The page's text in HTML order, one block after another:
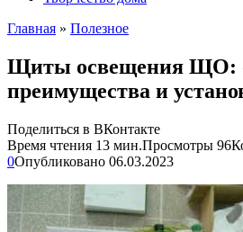
Главная » Полезное
Щиты освещения ЩО:
преимущества и
Поделиться в ВКонтакте
Время чтения 13 мин.Просмотры 96
0Опубликовано 06.03.2023